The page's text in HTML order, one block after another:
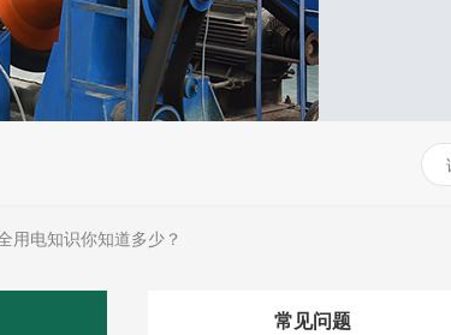
用电知识你知道多少？
常见问题